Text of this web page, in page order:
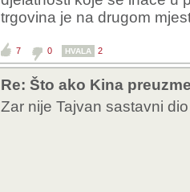
trgovina je na drugom
7 0 HVALA 2
Re: Što ako Kina
Zar nije Tajvan sastavni